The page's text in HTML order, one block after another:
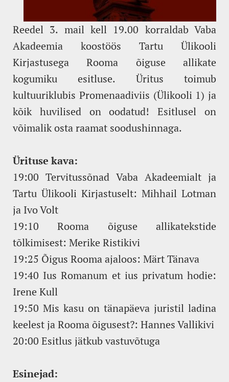
Reedel 3. mail kell 19.00 korraldab Vaba
Akadeemia koostöös Tartu Ülikooli
Kirjastusega Rooma õiguse allikate
kogumiku esitluse. Üritus toimub
kultuuriklubis Promenaadiviis (Ülikooli 1) ja
kõik huvilised on oodatud! Esitlusel on
võimalik osta raamat soodushinnaga.
Ürituse kava:
19:00 Tervitussõnad Vaba Akadeemialt ja
Tartu Ülikooli Kirjastuselt: Mihhail Lotman
ja Ivo Volt
19:10 Rooma õiguse allikatekstide
tõlkimisest: Merike Ristikivi
19:25 Õigus Rooma ajaloos: Märt Tänava
19:40 Ius Romanum et ius privatum hodie:
Irene Kull
19:50 Mis kasu on tänapäeva juristil ladina
keelest ja Rooma õigusest?: Hannes Vallikivi
20:00 Esitlus jätkub vastuvõtuga
Esinejad: